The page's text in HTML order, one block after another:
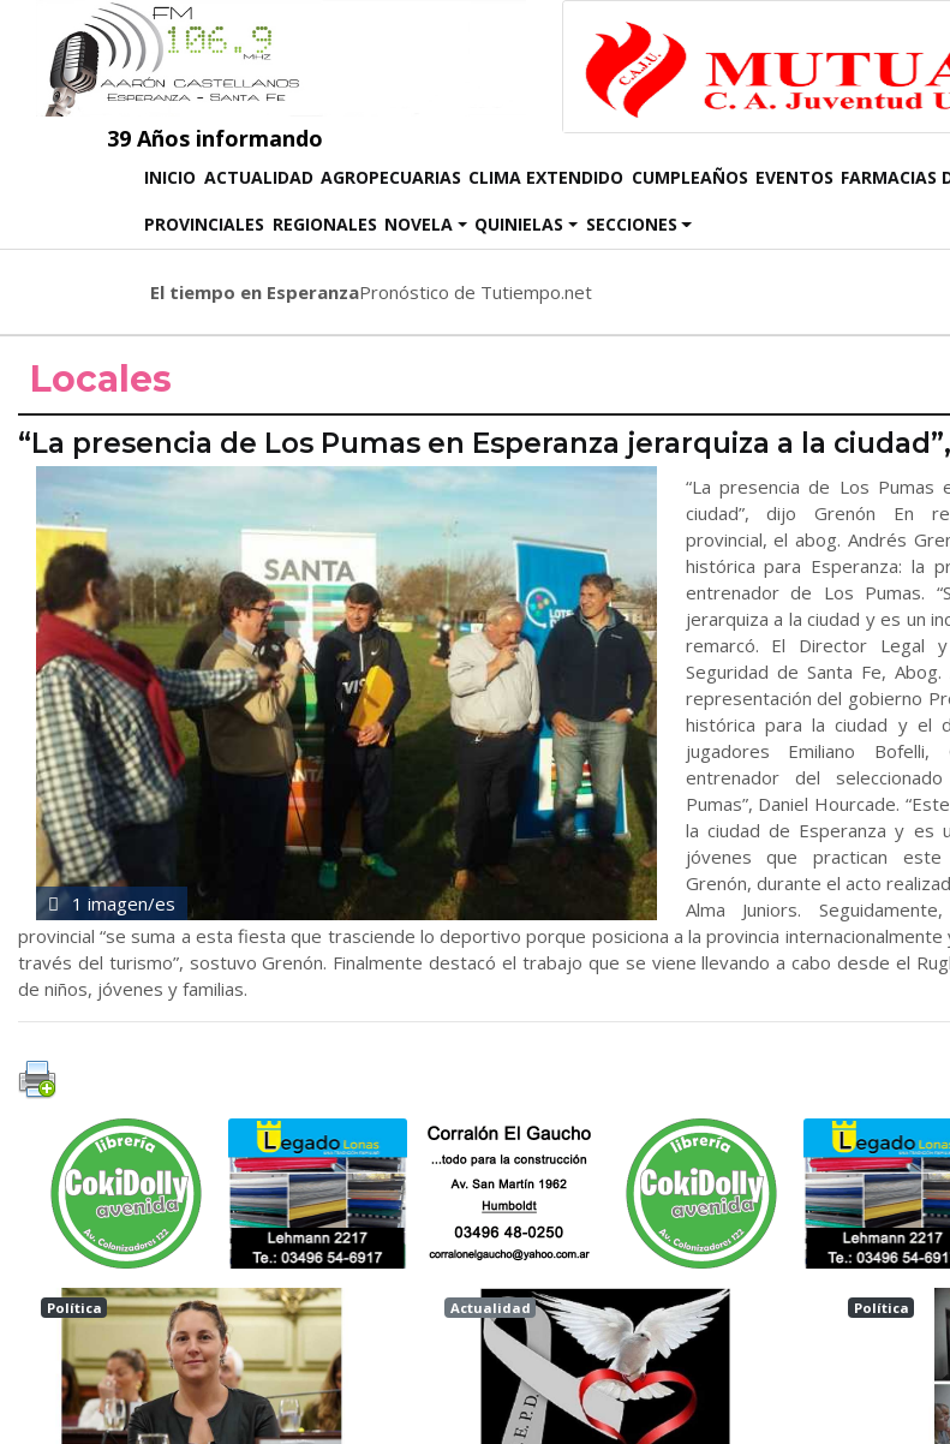
39 Años informando
INICIO (CURRENT)
ACTUALIDAD AGROPECUARIAS CLIMA EXTENDIDO CUMPLEAÑOS EVENTOS FARMACIAS
PROVINCIALES REGIONALES NOVELA QUINIELAS SECCIONES
El tiempo en EsperanzaPronóstico de Tutiempo.net
Locales
“La presencia de Los Pumas en Esperanza jerarquiza a la
1 imagen/es
“La presencia de Los Pumas
ciudad”, dijo Grenón En
provincial, el abog. Andrés
histórica para Esperanza: la
entrenador de Los Pumas.
jerarquiza a la ciudad y es un
remarcó. El Director Legal
Seguridad de Santa Fe,
representación del gobierno
histórica para la ciudad y el
jugadores Emiliano
entrenador del
Pumas”, Daniel Hourcade.
la ciudad de Esperanza y es
jóvenes que practican
Grenón, durante el acto
Alma Juniors.
provincial “se suma a esta fiesta que trasciende lo deportivo porque posiciona a la provincia internacionalmente
través del turismo”, sostuvo Grenón. Finalmente destacó el trabajo que se viene llevando a cabo desde el
de niños, jóvenes y familias.
Política Actualidad
Esperanza
Política
Las